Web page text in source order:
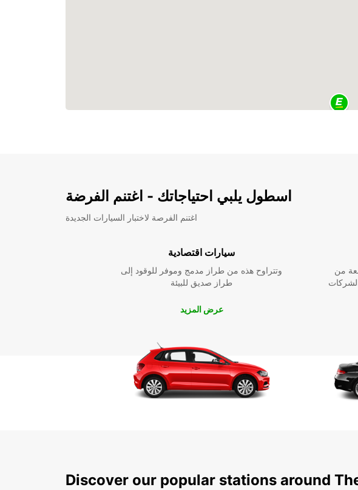
اسطول يلبي احتياجاتك - اغتنم الفرضة
اغتنم الفرصة لاختبار السيارات الجديدة
سيارات اقتصادية
وتتراوح هذه من طراز مدمج وموفر للوقود إلى
طراز صديق للبيئة
عرض المزيد
من
Discover our popular stations around